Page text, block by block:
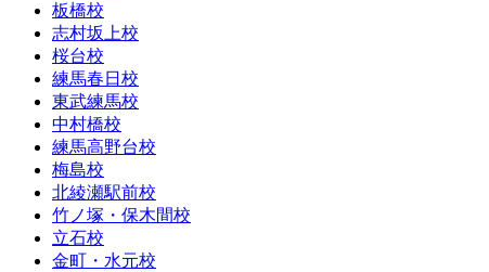
板橋校
志村坂上校
桜台校
練馬春日校
東武練馬校
中村橋校
練馬高野台校
梅島校
北綾瀬駅前校
竹ノ塚・保木間校
立石校
金町・水元校